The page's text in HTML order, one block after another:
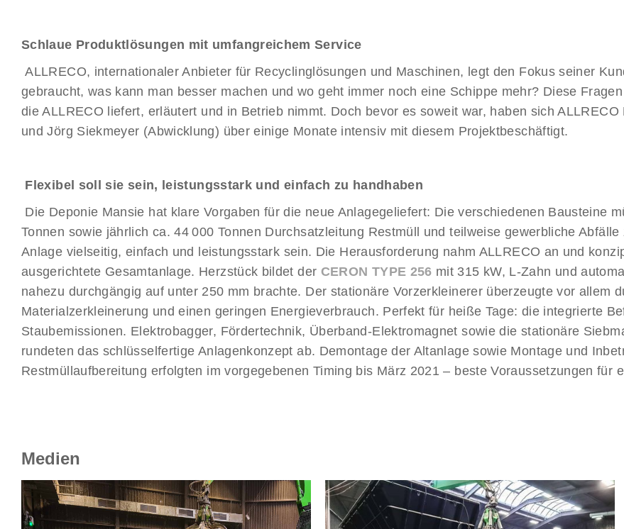
Schlaue Produktlösungen mit umfangreichem Service
ALLRECO, internationaler Anbieter für Recyclinglösungen und Maschinen, legt den Fokus seiner
gebraucht, was kann man besser machen und wo geht immer noch eine Schippe mehr? Diese
die ALLRECO liefert, erläutert und in Betrieb nimmt. Doch bevor es soweit war, haben sich
und Jörg Siekmeyer (Abwicklung) über einige Monate intensiv mit diesem Projektbeschäftigt.
Flexibel soll sie sein, leistungsstark und einfach zu handhaben
Die Deponie Mansie hat klare Vorgaben für die neue Anlagegeliefert: Die verschiedenen Bausteine
Tonnen sowie jährlich ca. 44 000 Tonnen Durchsatzleitung Restmüll und teilweise gewerbliche
Anlage vielseitig, einfach und leistungsstark sein. Die Herausforderung nahm ALLRECO an und
ausgerichtete Gesamtanlage. Herzstück bildet der CERON TYPE 256 mit 315 kW, L-Zahn und
nahezu durchgängig auf unter 250 mm brachte. Der stationäre Vorzerkleinerer überzeugte vor allem
Materialzerkleinerung und einen geringen Energieverbrauch. Perfekt für heiße Tage: die integrierte
Staubemissionen. Elektrobagger, Fördertechnik, Überband-Elektromagnet sowie die stationäre
rundeten das schlüsselfertige Anlagenkonzept ab. Demontage der Altanlage sowie Montage und
Restmüllaufbereitung erfolgten im vorgegebenen Timing bis März 2021 – beste Voraussetzungen für
Medien